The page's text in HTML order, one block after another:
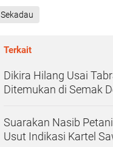
Sekadau
Terkait
Dikira Hilang Usai
Ditemukan di Semak
​Suarakan Nasib
Usut Indikasi Kartel